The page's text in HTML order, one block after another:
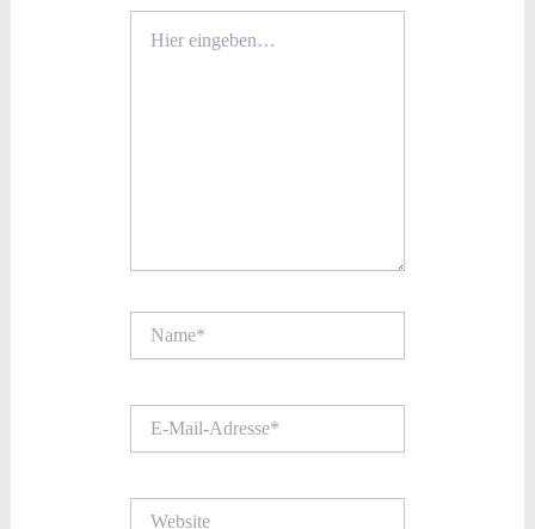
eingeben…
Mail-